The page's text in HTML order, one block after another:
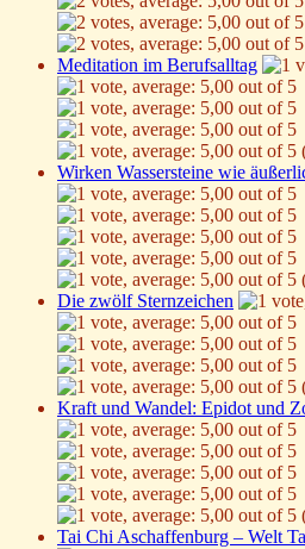
Meditation im Berufsalltag
Wirken Wassersteine wie
Die zwölf Sternzeichen
Kraft und Wandel: Epidot und
Tai Chi Aschaffenburg – Welt